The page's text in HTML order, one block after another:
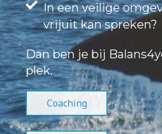
In een veilige
vrijuit kan spreken?
Dan ben je bij
plek.
Coaching